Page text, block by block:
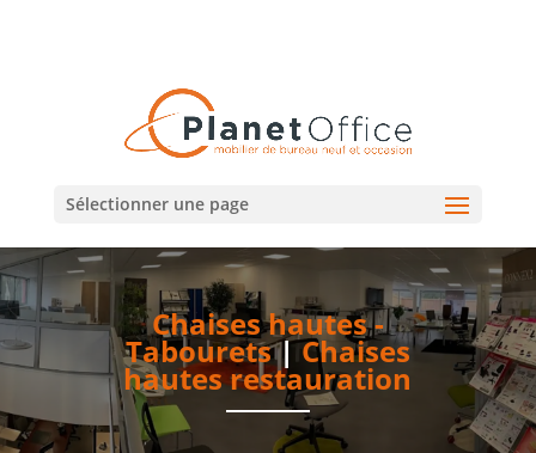
Sélectionner une page
Chaises hautes -
Tabourets|Chaises
hautes restauration